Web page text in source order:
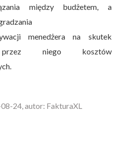
między budżetem, a
menedżera na skutek
przez niego kosztów
24, autor: FakturaXL